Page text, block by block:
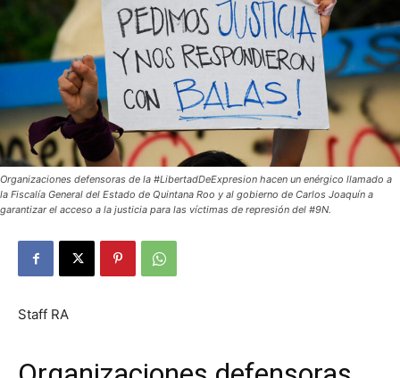
Organizaciones defensoras de la #LibertadDeExpresion hacen un enérgico llamado a
la Fiscalía General del Estado de Quintana Roo y al gobierno de Carlos Joaquín a
garantizar el acceso a la justicia para las víctimas de represión del #9N.
Staff RA